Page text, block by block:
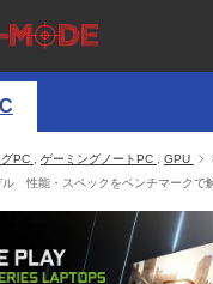
PC ゲーミングノートPC GPU
ル 性能・スペックをベンチマークで